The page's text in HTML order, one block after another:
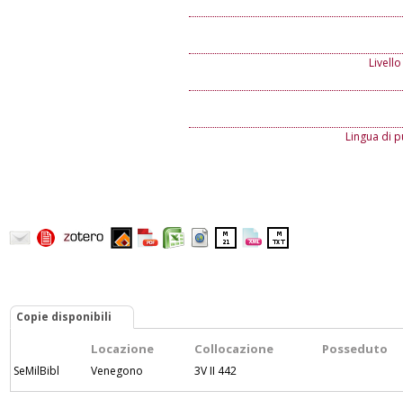
Lingua di
Copie disponibili
Locazione Collocazione Posseduto
SeMilBibl Venegono 3V II 442